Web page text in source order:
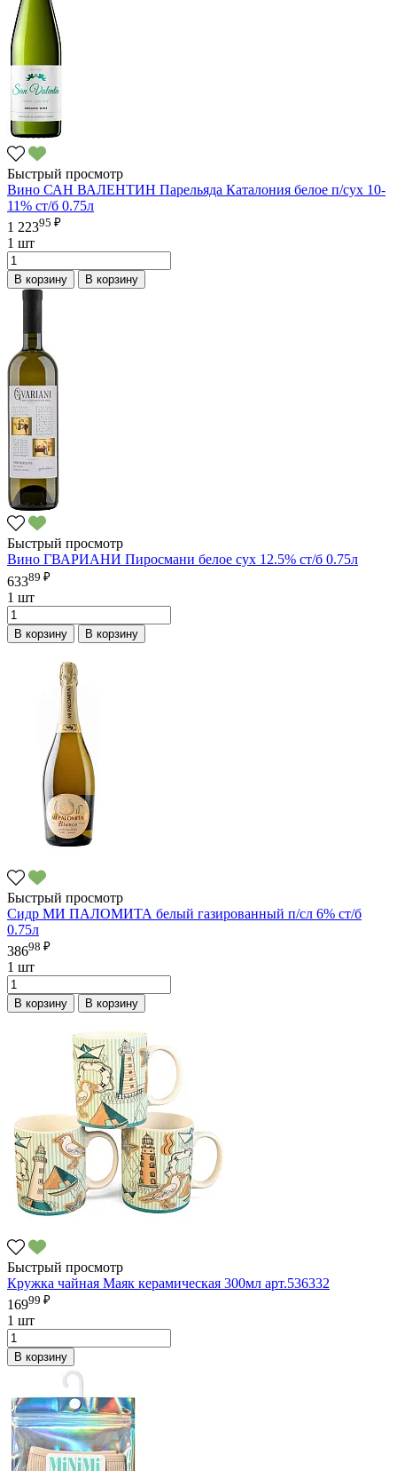
Быстрый просмотр
Вино САН ВАЛЕНТИН Парельяда Каталония белое п/сух 10-
11% ст/б 0.75л
1 22395 ₽
1 шт
В корзину В корзину
Быстрый просмотр
Вино ГВАРИАНИ Пиросмани белое сух 12.5% ст/б 0.75л
63389 ₽
1 шт
В корзину В корзину
Быстрый просмотр
Сидр МИ ПАЛОМИТА белый газированный п/сл 6% ст/б
0.75л
38698 ₽
1 шт
В корзину В корзину
Быстрый просмотр
Кружка чайная Маяк керамическая 300мл арт.536332
16999 ₽
1 шт
В корзину